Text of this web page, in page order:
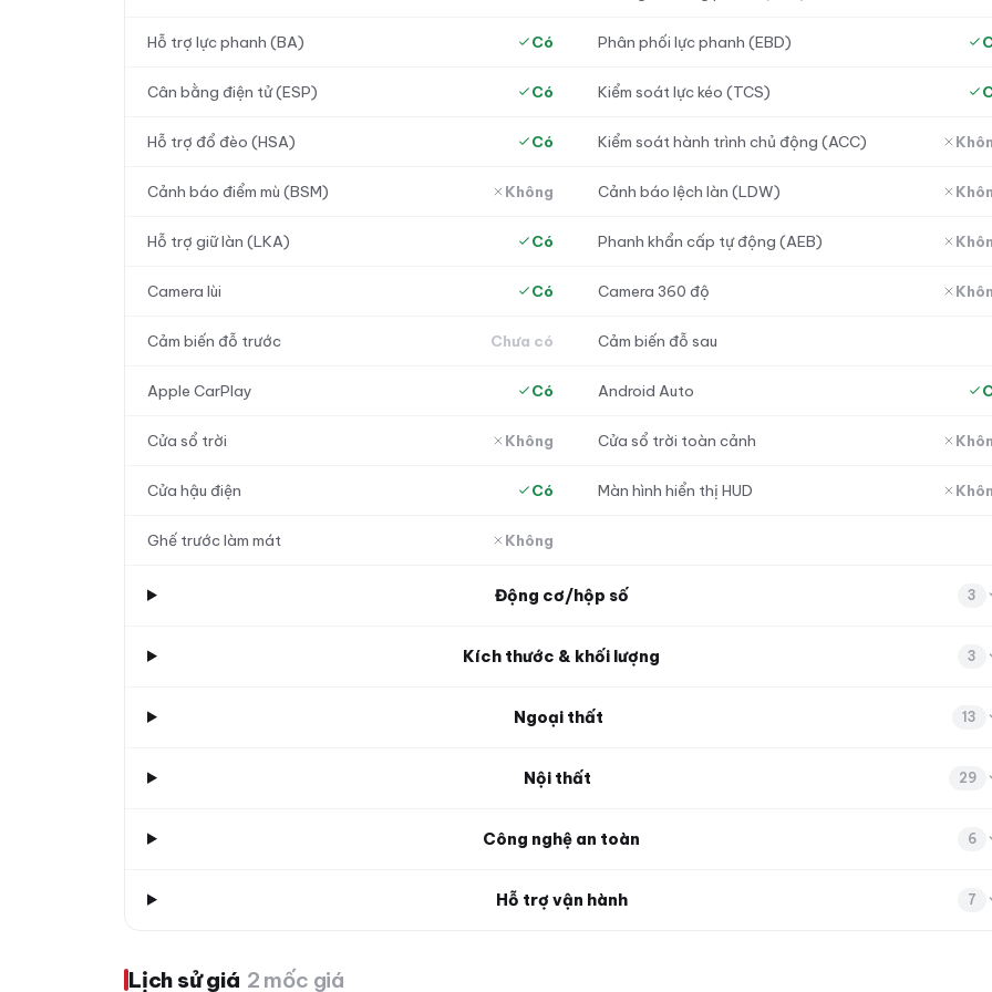
Hỗ trợ lực phanh (BA) Có Phân phối lực phanh (EBD)
Cân bằng điện tử (ESP) Có Kiểm soát lực kéo (TCS)
Hỗ trợ đổ đèo (HSA) Có Kiểm soát hành trình chủ động (ACC)
Cảnh báo điểm mù (BSM) Không Cảnh báo lệch làn (LDW)
Hỗ trợ giữ làn (LKA) Có Phanh khẩn cấp tự động (AEB)
Camera lùi Có Camera 360 độ
Cảm biến đỗ trước Chưa có Cảm biến đỗ sau
Apple CarPlay Có Android Auto
Cửa sổ trời Không Cửa sổ trời toàn cảnh
Cửa hậu điện Có Màn hình hiển thị HUD
Ghế trước làm mát Không
Động cơ/hộp số 3
Kích thước & khối lượng 3
Ngoại thất 13
Nội thất 29
Công nghệ an toàn 6
Hỗ trợ vận hành 7
Lịch sử giá 2 mốc giá